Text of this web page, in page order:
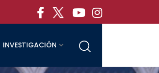
INVESTIGACIÓN